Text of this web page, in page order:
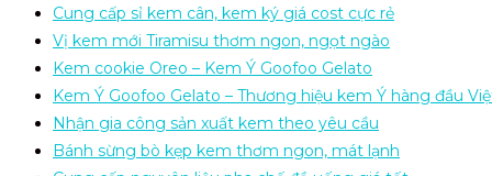
Cung cấp sỉ kem cân, kem ký giá cost cực rẻ
Vị kem mới Tiramisu thơm ngon, ngọt ngào
Kem cookie Oreo – Kem Ý Goofoo Gelato
Kem Ý Goofoo Gelato – Thương hiệu kem Ý hàng đầu
Nhận gia công sản xuất kem theo yêu cầu
Bánh sừng bò kẹp kem thơm ngon, mát lạnh